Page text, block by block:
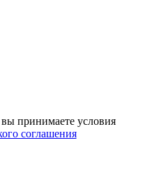
принимаете условия
соглашения